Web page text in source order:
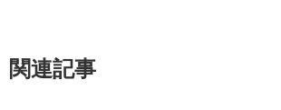
関連記事